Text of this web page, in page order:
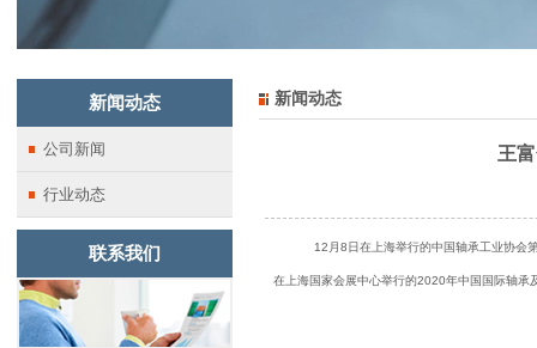
新闻动态
公司新闻
行业动态
联系我们
新闻动态
王
12 月8日在上海举行的中国轴承工业协会
在上海国家会展中心举行的2020年中国国际轴承